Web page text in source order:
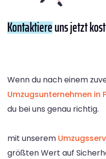
Kontaktiereuns jetzt
Wenn du nach einem
Umzugsunternehmen in
du bei uns genau richtig.
mit unserem
größten Wert auf